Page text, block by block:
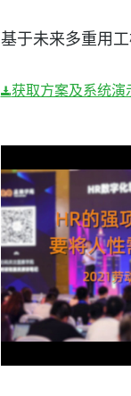
基于未来多重用
获取方案及系统演